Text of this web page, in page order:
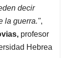
decir
la guerra.",
profesor
Hebrea